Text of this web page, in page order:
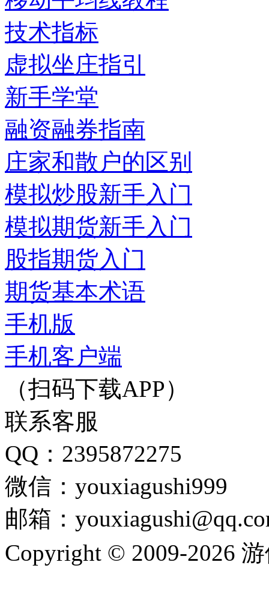
技术指标
虚拟坐庄指引
新手学堂
融资融券指南
庄家和散户的区别
模拟炒股新手入门
模拟期货新手入门
股指期货入门
期货基本术语
手机版
手机客户端
（扫码下载APP）
联系客服
QQ：2395872275
微信：youxiagushi999
邮箱：
Copyright © 2009-2026